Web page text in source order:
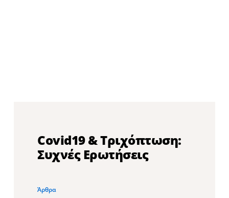
Covid19 & Τριχόπτωση:
Συχνές Ερωτήσεις
Άρθρα